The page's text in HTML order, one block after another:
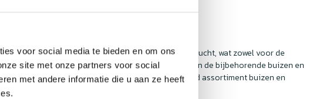
voor social media te bieden en om ons
site met onze partners voor social
met andere informatie die u aan ze heeft
is het verplicht om te zorgen voor een zuivere lucht, wat zowel voor de
zijn er nog veel gelegenheden waar de kwaliteit van de bijbehorende buizen en
van vervuilde lucht. BijNedfan vind je een breed assortiment buizen en
eens bekijken!